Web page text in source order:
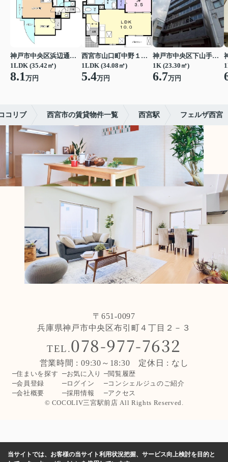
神戸市中央区浜辺通３丁目
1LDK (35.42㎡)
8.1万円
西宮市山口町中野１丁目
1LDK (34.08㎡)
5.4万円
神戸市中央区下山手通７丁目
1K (23.30㎡)
6.7万円
コリブ 西宮市の賃貸物件一覧 西宮駅 フェルザ西宮
〒651-0097
兵庫県神戸市中央区布引町４丁目２－３
TEL.078-977-7632
営業時間 : 09:30～18:30 定休日 : なし
住まいを探す お気に入り
閲覧履歴
会員登録
ログイン
コンシェルジュのご紹介
会社概要
採用情報
アクセス
© COCOLIV三宮駅前店 All Rights Reserved.
当サイトでは、お客様の当サイト利用状況把握、サービス向上検討を目的と